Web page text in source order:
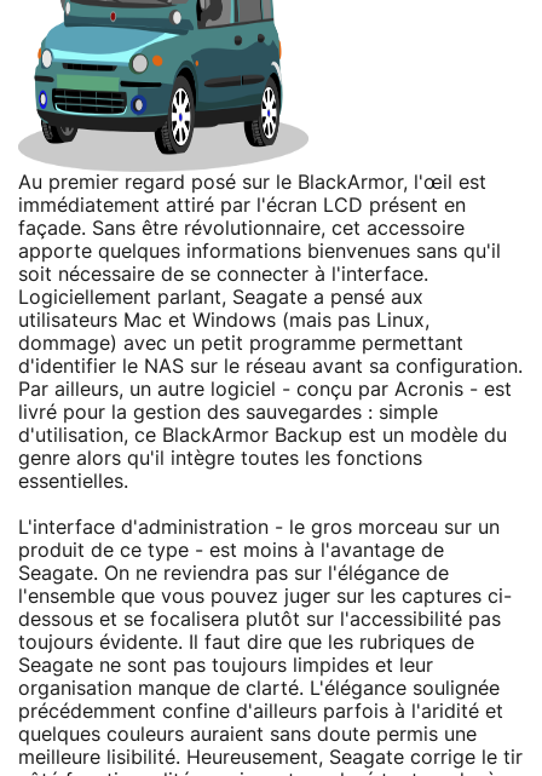
Au premier regard posé sur le BlackArmor, l'œil est
immédiatement attiré par l'écran LCD présent en
façade. Sans être révolutionnaire, cet accessoire
apporte quelques informations bienvenues sans qu'il
soit nécessaire de se connecter à l'interface.
Logiciellement parlant, Seagate a pensé aux
utilisateurs Mac et Windows (mais pas Linux,
dommage) avec un petit programme permettant
d'identifier le NAS sur le réseau avant sa configuration.
Par ailleurs, un autre logiciel - conçu par Acronis - est
livré pour la gestion des sauvegardes : simple
d'utilisation, ce BlackArmor Backup est un modèle du
genre alors qu'il intègre toutes les fonctions
essentielles.
L'interface d'administration - le gros morceau sur un
produit de ce type - est moins à l'avantage de
Seagate. On ne reviendra pas sur l'élégance de
l'ensemble que vous pouvez juger sur les captures ci-
dessous et se focalisera plutôt sur l'accessibilité pas
toujours évidente. Il faut dire que les rubriques de
Seagate ne sont pas toujours limpides et leur
organisation manque de clarté. L'élégance soulignée
précédemment confine d'ailleurs parfois à l'aridité et
quelques couleurs auraient sans doute permis une
meilleure lisibilité. Heureusement, Seagate corrige le tir